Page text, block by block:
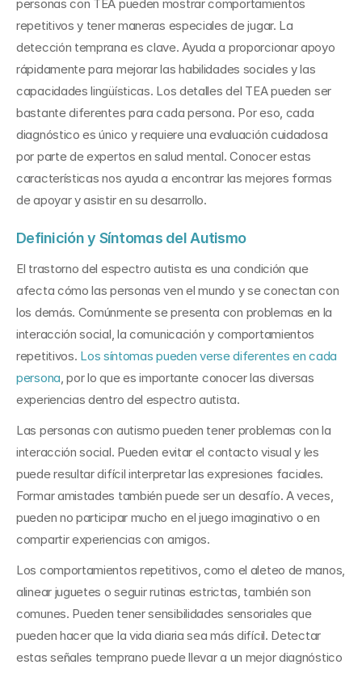
personas con TEA pueden mostrar comportamientos
repetitivos y tener maneras especiales de jugar. La
detección temprana es clave. Ayuda a proporcionar apoyo
rápidamente para mejorar las habilidades sociales y las
capacidades lingüísticas. Los detalles del TEA pueden ser
bastante diferentes para cada persona. Por eso, cada
diagnóstico es único y requiere una evaluación cuidadosa
por parte de expertos en salud mental. Conocer estas
características nos ayuda a encontrar las mejores formas
de apoyar y asistir en su desarrollo.
Definición y Síntomas del Autismo
El trastorno del espectro autista es una condición que
afecta cómo las personas ven el mundo y se conectan con
los demás. Comúnmente se presenta con problemas en la
interacción social, la comunicación y comportamientos
repetitivos. Los síntomas pueden verse diferentes en cada
persona, por lo que es importante conocer las diversas
experiencias dentro del espectro autista.
Las personas con autismo pueden tener problemas con la
interacción social. Pueden evitar el contacto visual y les
puede resultar difícil interpretar las expresiones faciales.
Formar amistades también puede ser un desafío. A veces,
pueden no participar mucho en el juego imaginativo o en
compartir experiencias con amigos.
Los comportamientos repetitivos, como el aleteo de manos,
alinear juguetes o seguir rutinas estrictas, también son
comunes. Pueden tener sensibilidades sensoriales que
pueden hacer que la vida diaria sea más difícil. Detectar
estas señales temprano puede llevar a un mejor diagnóstico